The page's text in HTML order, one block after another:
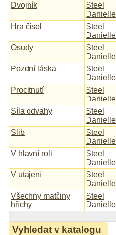
Dvojník
Steel
Danielle
Hra čísel
Steel
Danielle
Osudy
Steel
Danielle
Pozdní láska
Steel
Danielle
Procitnutí
Steel
Danielle
Síla odvahy
Steel
Danielle
Slib
Steel
Danielle
V hlavní roli
Steel
Danielle
V utajení
Steel
Danielle
Všechny matčiny
hříchy
Steel
Danielle
Vyhledat v katalogu